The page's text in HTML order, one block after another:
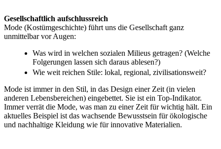
Gesellschaftlich aufschlussreich
Mode (Kostümgeschichte) führt uns die Gesellschaft ganz
unmittelbar vor Augen:
Was wird in welchen sozialen Milieus getragen? (Welche
Folgerungen lassen sich daraus ablesen?)
Wie weit reichen Stile: lokal, regional, zivilisationsweit?
Mode ist immer in den Stil, in das Design einer Zeit (in vielen
anderen Lebensbereichen) eingebettet. Sie ist ein Top-Indikator.
Immer verrät die Mode, was man zu einer Zeit für wichtig hält. Ein
aktuelles Beispiel ist das wachsende Bewusstsein für ökologische
und nachhaltige Kleidung wie für innovative Materialien.